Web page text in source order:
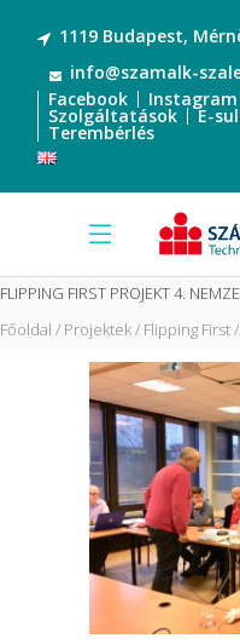
1119 Budapest,
info@szamalk-
Facebook
Instagram
Szolgáltatások E-
Terembérlés
FLIPPING FIRST PROJEKT 4.
Főoldal Projektek Flipping First